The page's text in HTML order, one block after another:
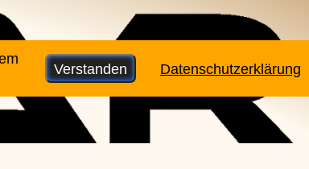
Verstanden Datenschutzerklärung